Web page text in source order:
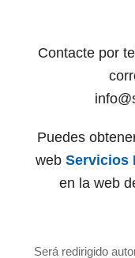
Contacte por
Puedes
web Servicios
en la web
Será redirigido